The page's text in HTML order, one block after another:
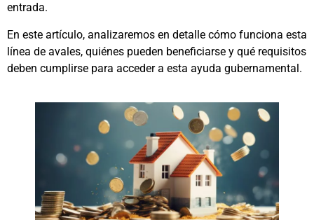
entrada.
En este artículo, analizaremos en detalle cómo funciona esta
línea de avales, quiénes pueden beneficiarse y qué requisitos
deben cumplirse para acceder a esta ayuda gubernamental.